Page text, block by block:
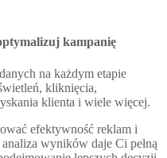
kampanię
na każdym etapie
kliknięcia,
klienta i wiele więcej.
efektywność reklam i
wyników daje Ci pełną